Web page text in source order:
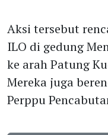
Aksi tersebut
ILO di gedung
ke arah Patung
Mereka juga
Perppu